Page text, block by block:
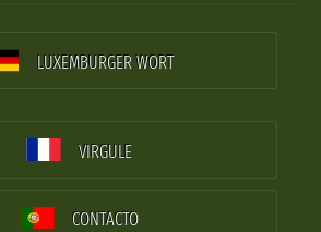
LUXEMBURGER WORT
VIRGULE
CONTACTO